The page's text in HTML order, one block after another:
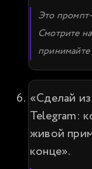
Это
Смотрите
«Сделай
Telegram:
живой
конце».